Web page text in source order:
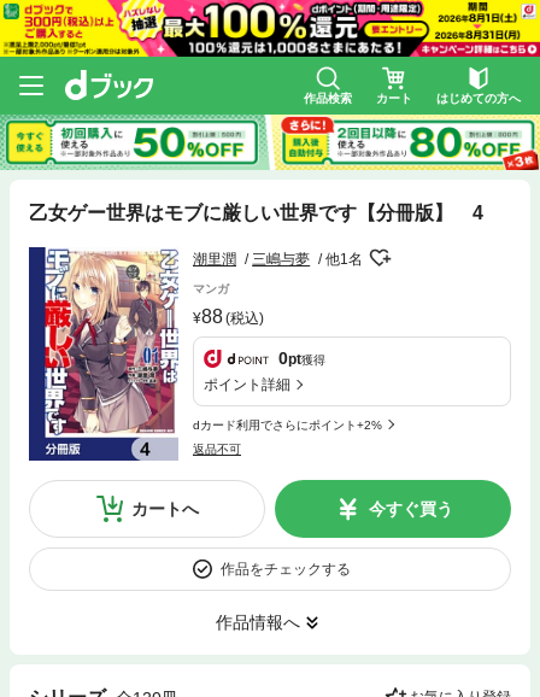
作品検索 カート はじめての方へ
乙女ゲー世界はモブに厳しい世界です【分冊版】 4
潮里潤 三嶋与夢 他1名
マンガ
88(税込)
0pt獲得
ポイント詳細
dカード利用でさらにポイント+2%
返品不可
カートへ 今すぐ買う
作品をチェックする
作品情報へ